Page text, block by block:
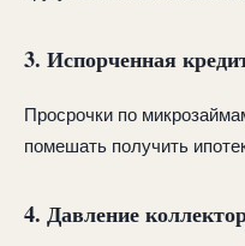
3. Испорченная
Просрочки по
помешать получить
4. Давление